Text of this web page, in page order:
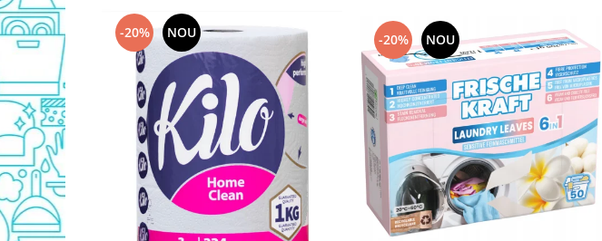
Produse Pentru Baie
Duck WC
Odorizant WC Bref
Odorizant Vas WC
Odorizant Bazin WC
Cantar
Produse Pentru Bucatarie
Detergent Vase Pentru Masina
Detergent Vase Manual
Solutie Clatire Vase
-20% NOU -20% NOU